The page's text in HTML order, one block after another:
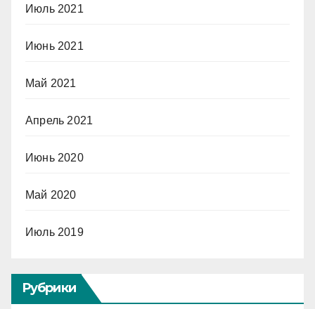
Июль 2021
Июнь 2021
Май 2021
Апрель 2021
Июнь 2020
Май 2020
Июль 2019
Рубрики